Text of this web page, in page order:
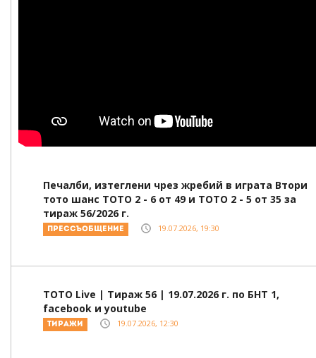
Печалби, изтеглени чрез жребий в играта Втори
тото шанс ТОТО 2 - 6 от 49 и ТОТО 2 - 5 от 35 за
тираж 56/2026 г.
Прессъобщение 19.07.2026, 19:30
ТОТО Live | Тираж 56 | 19.07.2026 г. по БНТ 1,
facebook и youtube
Тиражи 19.07.2026, 12:30